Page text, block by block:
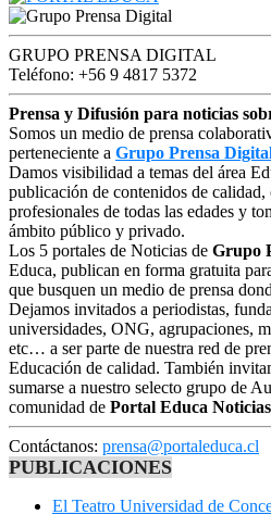
GRUPO PRENSA DIGITAL
Teléfono: +56 9 4817 5372
Prensa y Difusión para noticias
Somos un medio de prensa
perteneciente a Grupo Prensa
Damos visibilidad a temas del área
publicación de contenidos de calidad,
profesionales de todas las edades y
ámbito público y privado.
Los 5 portales de Noticias de Grupo
Educa, publican en forma gratuita
que busquen un medio de prensa
Dejamos invitados a periodistas,
universidades, ONG, agrupaciones,
etc… a ser parte de nuestra red de
Educación de calidad. También
sumarse a nuestro selecto grupo de
comunidad de Portal Educa Noticias
Contáctanos: prensa@portaleduca.cl
PUBLICACIONES
El Teatro Universidad de